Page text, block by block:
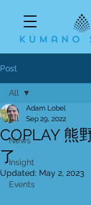
Post
All
News
Insight
Events
All
COPLAY 熊
了
Adam Lobel
Sep 29, 2022
Updated: May 2, 2023